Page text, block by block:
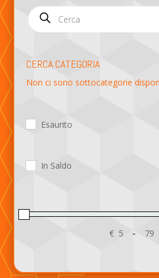
Products
search
CERCA CATEGORIA
Non ci sono sottocategorie
Esaurito
In Saldo
€ -